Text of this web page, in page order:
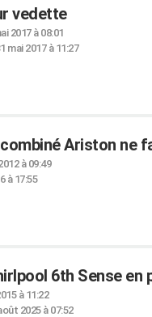
vedette
2017 à 08:01
mai 2017 à 11:27
Ariston ne
à 09:49
à 17:55
6th Sense en
à 11:22
2025 à 07:52